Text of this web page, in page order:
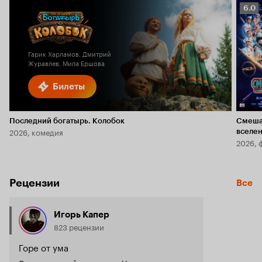
Билеты
Гарик Харламов, Дмитрий
Журавлев, Мила Ершова
Последний богатырь. Колобок
2026, комедия
6.0
6.0
2026,
Рецензии Все
Игорь Капер
823 рецензии
Горе от ума